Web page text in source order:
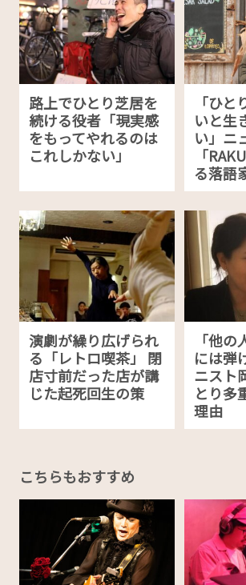
路上でひとり芝居を
続ける役者「現実感
をもってやれるのは
これしかない」
「ひ
いと生
い」ニ
「
る落語
演劇が繰り広げられ
る「レトロ喫茶」 閉
店寸前だった店が講
じた起死回生の策
「他
には弾
ニスト
とり多
理由
こちらもおすすめ